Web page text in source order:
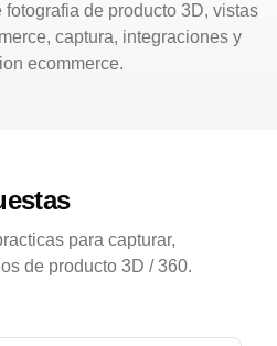
de producto 3D, vistas
captura, integraciones y
ecommerce.
para capturar,
de producto 3D / 360.